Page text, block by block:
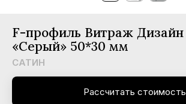
F-профиль Витраж Дизайн
«Серый» 50*30 мм
САТИН
Рассчитать стоимость